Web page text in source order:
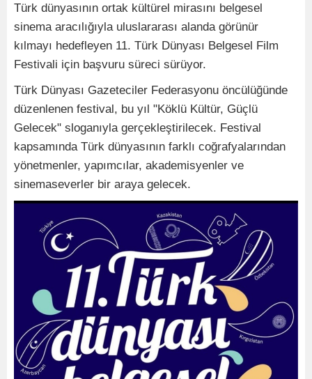
Türk dünyasının ortak kültürel mirasını belgesel
sinema aracılığıyla uluslararası alanda görünür
kılmayı hedefleyen 11. Türk Dünyası Belgesel Film
Festivali için başvuru süreci sürüyor.
Türk Dünyası Gazeteciler Federasyonu öncülüğünde
düzenlenen festival, bu yıl "Köklü Kültür, Güçlü
Gelecek" sloganıyla gerçekleştirilecek. Festival
kapsamında Türk dünyasının farklı coğrafyalarından
yönetmenler, yapımcılar, akademisyenler ve
sinemaseverler bir araya gelecek.